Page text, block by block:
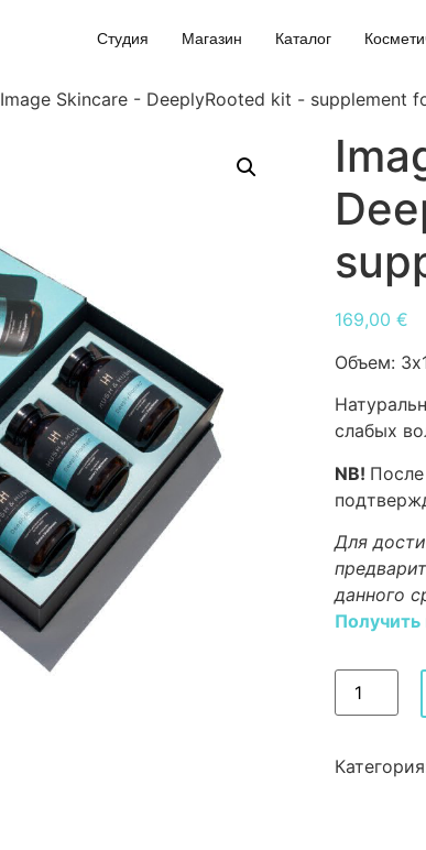
Студия Магазин Каталог
Image Skincare - DeeplyRooted kit - supplement
169,00 €
Объем:
слабых
NB!
Для
данного
Получить